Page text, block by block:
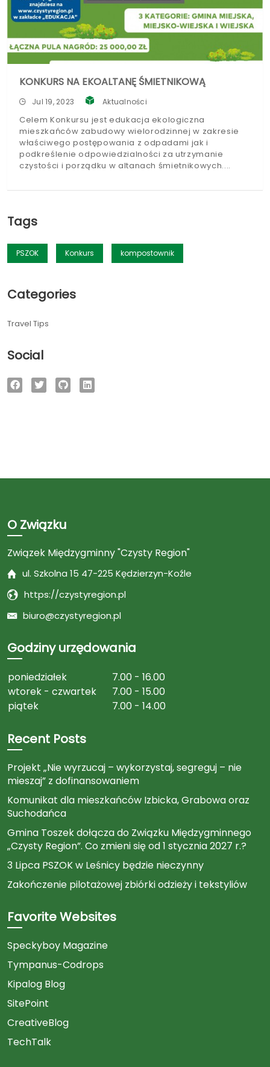
KONKURS NA EKOALTANĘ ŚMIETNIKOWĄ
Jul 19, 2023 Aktualności
Celem Konkursu jest edukacja ekologiczna
mieszkańców zabudowy wielorodzinnej w zakresie
właściwego postępowania z odpadami jak i
podkreślenie odpowiedzialności za utrzymanie
czystości i porządku w altanach śmietnikowych.
Tags
PSZOK Konkurs kompostownik
Categories
Travel Tips
Social
O Związku
Związek Międzygminny "Czysty Region"
ul. Szkolna 15 47-225 Kędzierzyn-Koźle
https://czystyregion.pl
biuro@czystyregion.pl
Godziny urzędowania
poniedziałek
7.00 - 16.00
wtorek - czwartek
7.00 - 15.00
piątek
7.00 - 14.00
Recent Posts
Projekt „Nie wyrzucaj – wykorzystaj, segreguj – nie
mieszaj” z dofinansowaniem
Komunikat dla mieszkańców Izbicka, Grabowa oraz
Suchodańca
Gmina Toszek dołącza do Związku Międzygminnego
„Czysty Region”. Co zmieni się od 1 stycznia 2027 r.?
3 Lipca PSZOK w Leśnicy będzie nieczynny
Zakończenie pilotażowej zbiórki odzieży i tekstyliów
Favorite Websites
Speckyboy Magazine
Tympanus-Codrops
Kipalog Blog
SitePoint
CreativeBlog
TechTalk